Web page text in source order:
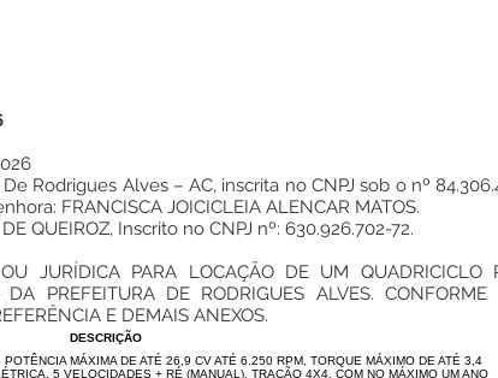
Rodrigues Alves – AC, inscrita no CNPJ sob o nº
FRANCISCA JOICICLEIA ALENCAR MATOS.
QUEIROZ, Inscrito no CNPJ nº: 630.926.702-72.
JURÍDICA PARA LOCAÇÃO DE UM QUADRICICLO
PREFEITURA DE RODRIGUES ALVES. CONFORME
E DEMAIS ANEXOS.
DESCRIÇÃO
MÁXIMA DE ATÉ 26,9 CV ATÉ 6.250 RPM, TORQUE MÁXIMO DE ATÉ 3,4
5 VELOCIDADES + RÉ (MANUAL), TRAÇÃO 4X4. COM NO MÁXIMO UM ANO